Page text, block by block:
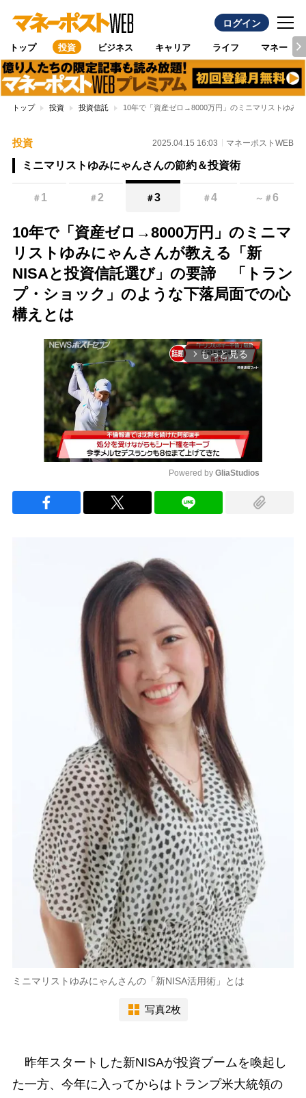
ログイン
トップ 投資 ビジネス キャリア ライフ マネー
トップ 投資 投資信託 10年で「資産ゼロ→8000万円」のミニマリストゆみ
投資 2025.04.15 16:03 マネーポストWEB
ミニマリストゆみにゃんさんの節約＆投資術
＃ 1 ＃2 ＃3 ＃4 ～ ＃6
10年で「資産ゼロ→8000万円」のミニマ
リストゆみにゃんさんが教える「新
NISAと投資信託選び」の要諦 「トラン
プ・ショック」のような下落局面での心
構えとは
arrow_forward_ios もっと見る
Powered by GliaStudios
ミニマリストゆみにゃんさんの「新NISA活用術」とは
写真2枚
昨年スタートした新NISAが投資ブームを喚起し
た一方、今年に入ってからはトランプ米大統領の